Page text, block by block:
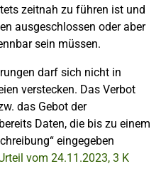
zeitnah zu führen ist und
ausgeschlossen oder aber
sein müssen.
darf sich nicht in
verstecken. Das Verbot
das Gebot der
Daten, die bis zu einem
eingegeben
vom 24.11.2023, 3 K